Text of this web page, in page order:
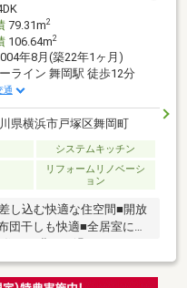
79.31m2
106.64m2
年8月(築22年1ヶ月)
ライン 舞岡駅 徒歩12分
通
県横浜市戸塚区舞岡町
システムキッチン
リフォームリノベーシ
ョン
し込む快適な住空間■開放
団干しも快適■全居室に収
リア】カーポートや楽し
。これらを一括で購入で